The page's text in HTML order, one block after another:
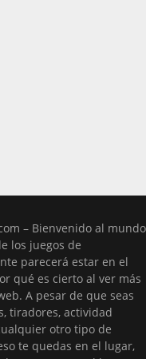
– Bienvenido al
los juegos de
parecerá estar en el
qué es cierto al ver más
A pesar de que seas
tiradores, actividad
otro tipo de
te quedas en el lugar,